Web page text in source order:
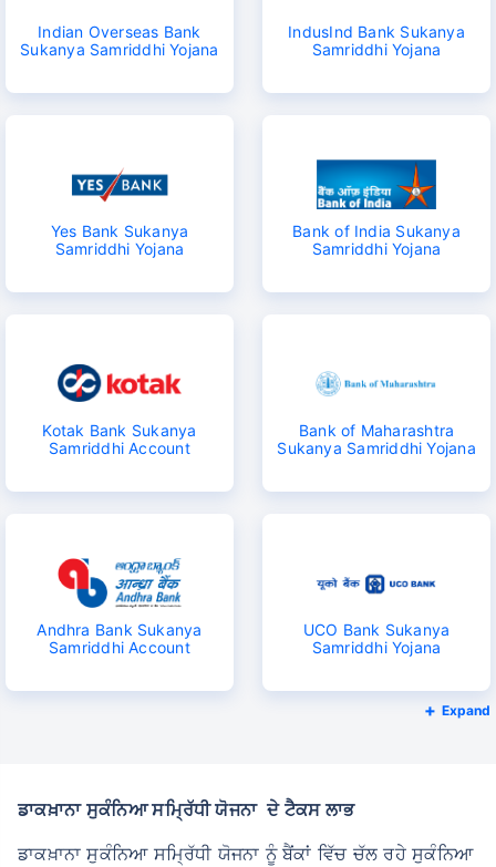
Indian Overseas Bank
Sukanya Samriddhi Yojana
IndusInd Bank Sukanya
Samriddhi Yojana
Yes Bank Sukanya
Samriddhi Yojana
Bank of India Sukanya
Samriddhi Yojana
Kotak Bank Sukanya
Samriddhi Account
Bank of Maharashtra
Sukanya Samriddhi Yojana
Andhra Bank Sukanya
Samriddhi Account
UCO Bank Sukanya
Samriddhi Yojana
Expand
ਡਾਕਖ਼ਾਨਾ ਸੁਕੰਨਿਆ ਸਮ੍ਰਿੱਧੀ ਯੋਜਨਾ ਦੇ ਟੈਕਸ ਲਾਭ
ਡਾਕਖ਼ਾਨਾ ਸੁਕੰਨਿਆ ਸਮ੍ਰਿੱਧੀ ਯੋਜਨਾ ਨੂੰ ਬੈਂਕਾਂ ਵਿੱਚ ਚੱਲ ਰਹੇ ਸੁਕੰਨਿਆ
Invest₹10,000 and get₹1 CrTax Free^
Secure your child's future
*Returns on Basis 7 year fund performance